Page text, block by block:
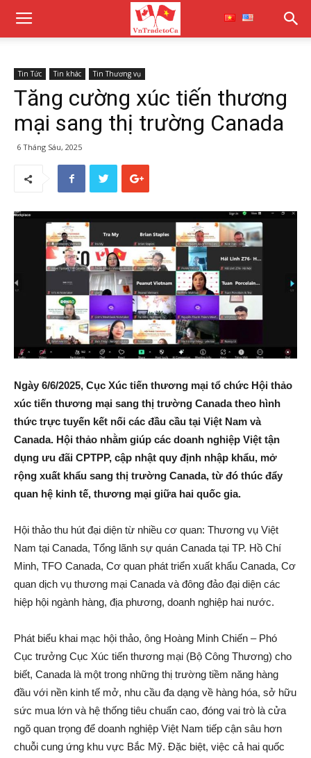
Tin Tức Tin khác Tin Thương vụ
Tăng cường xúc tiến thương
mại sang thị trường Canada
6 Tháng Sáu, 2025
Ngày 6/6/2025, Cục Xúc tiến thương mại tổ chức Hội thảo
xúc tiến thương mại sang thị trường Canada theo hình
thức trực tuyến kết nối các đầu cầu tại Việt Nam và
Canada. Hội thảo nhằm giúp các doanh nghiệp Việt tận
dụng ưu đãi CPTPP, cập nhật quy định nhập khẩu, mở
rộng xuất khẩu sang thị trường Canada, từ đó thúc đẩy
quan hệ kinh tế, thương mại giữa hai quốc gia.
Hội thảo thu hút đại diện từ nhiều cơ quan: Thương vụ Việt
Nam tại Canada, Tổng lãnh sự quán Canada tại TP. Hồ Chí
Minh, TFO Canada, Cơ quan phát triển xuất khẩu Canada, Cơ
quan dịch vụ thương mại Canada và đông đảo đại diện các
hiệp hội ngành hàng, địa phương, doanh nghiệp hai nước.
Phát biểu khai mạc hội thảo, ông Hoàng Minh Chiến – Phó
Cục trưởng Cục Xúc tiến thương mại (Bộ Công Thương) cho
biết, Canada là một trong những thị trường tiềm năng hàng
đầu với nền kinh tế mở, nhu cầu đa dạng về hàng hóa, sở hữu
sức mua lớn và hệ thống tiêu chuẩn cao, đóng vai trò là cửa
ngõ quan trọng để doanh nghiệp Việt Nam tiếp cận sâu hơn
chuỗi cung ứng khu vực Bắc Mỹ. Đặc biệt, việc cả hai quốc